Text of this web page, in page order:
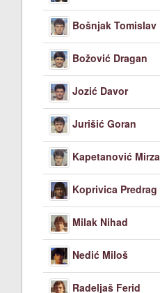
Bošnjak Tomislav
Božović Dragan
Jozić Davor
Jurišić Goran
Kapetanović Mirza
Koprivica Predrag
Milak Nihad
Nedić Miloš
Radeljaš Ferid